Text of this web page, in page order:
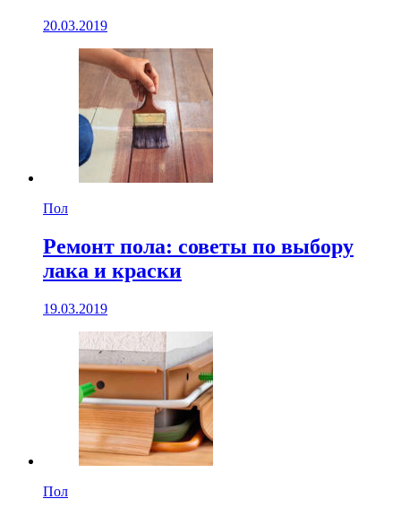
20.03.2019
Пол
Ремонт пола: советы по выбору
лака и краски
19.03.2019
Пол